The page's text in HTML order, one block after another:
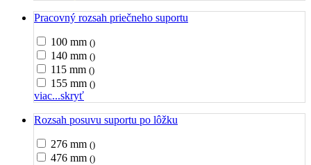
Pracovný rozsah priečneho suportu
100 mm ()
140 mm ()
115 mm ()
155 mm ()
viac...skryť
Rozsah posuvu suportu po lôžku
276 mm ()
476 mm ()